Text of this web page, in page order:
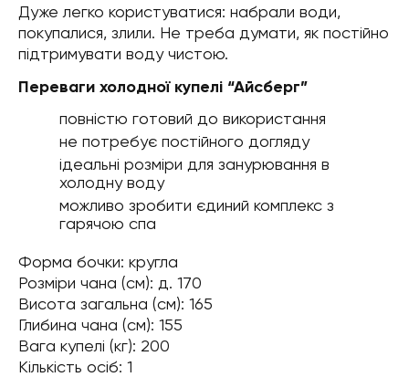
Дуже легко користуватися: набрали води,
покупалися, злили. Не треба думати, як постійно
підтримувати воду чистою.
Переваги холодної купелі “Айсберг”
повністю готовий до використання
не потребує постійного догляду
ідеальні розміри для занурювання в
холодну воду
можливо зробити єдиний комплекс з
гарячою спа
Форма бочки: кругла
Розміри чана (см): д. 170
Висота загальна (см): 165
Глибина чана (см): 155
Вага купелі (кг): 200
Кількість осіб: 1